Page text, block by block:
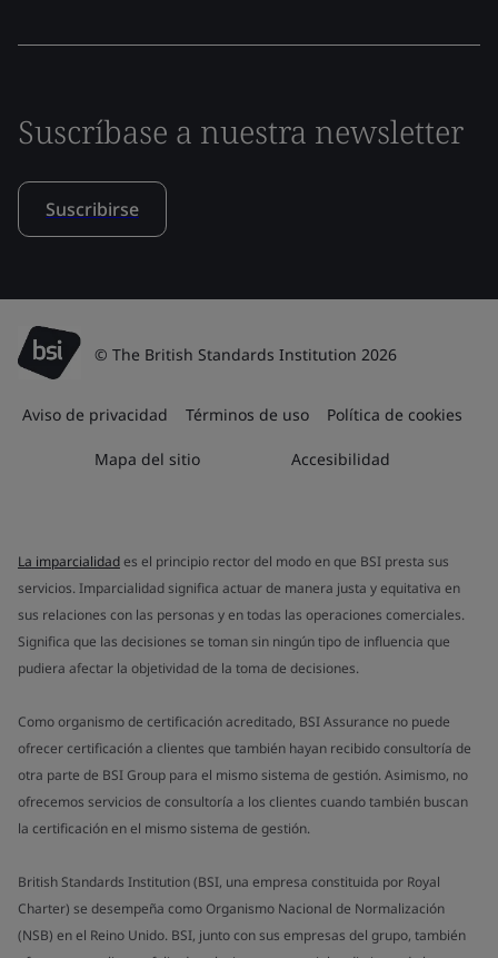
Suscríbase a nuestra newsletter
Suscribirse
© The British Standards Institution 2026
Aviso de privacidad Términos de uso Política de cookies
Mapa del sitio Accesibilidad
La imparcialidades el principio rector del modo en que BSI presta sus
servicios. Imparcialidad significa actuar de manera justa y equitativa en
sus relaciones con las personas y en todas las operaciones comerciales.
Significa que las decisiones se toman sin ningún tipo de influencia que
pudiera afectar la objetividad de la toma de decisiones.
Como organismo de certificación acreditado, BSI Assurance no puede
ofrecer certificación a clientes que también hayan recibido consultoría de
otra parte de BSI Group para el mismo sistema de gestión. Asimismo, no
ofrecemos servicios de consultoría a los clientes cuando también buscan
la certificación en el mismo sistema de gestión.
British Standards Institution (BSI, una empresa constituida por Royal
Charter) se desempeña como Organismo Nacional de Normalización
(NSB) en el Reino Unido. BSI, junto con sus empresas del grupo, también